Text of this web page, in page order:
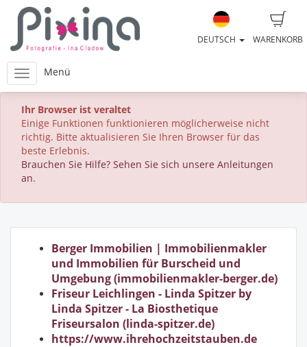
WARENKORB
DEUTSCH
Menü
Ihr Browser ist veraltet
Einige Funktionen funktionieren möglicherweise nicht
richtig. Bitte aktualisieren Sie Ihren Browser für das
beste Erlebnis.
Brauchen Sie Hilfe? Sehen Sie sich unsere Anleitungen
an.
Berger Immobilien | Immobilienmakler
und Immobilien für Burscheid und
Umgebung (immobilienmakler-berger.de)
Friseur Leichlingen - Linda Spitzer by
Linda Spitzer - La Biosthetique
Friseursalon (linda-spitzer.de)
https://www.ihrehochzeitstauben.de